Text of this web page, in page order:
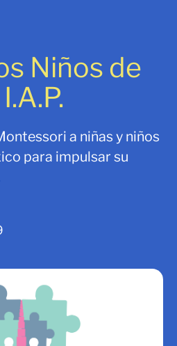
Niños de
a niñas y niños
para impulsar su